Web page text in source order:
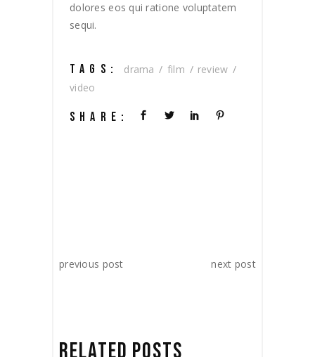
dolores eos qui ratione voluptatem
sequi.
TAGS: drama film
review
video
SHARE:
previous post next post